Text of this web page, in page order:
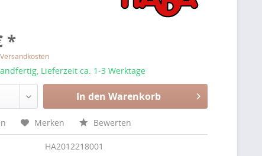
*
Lieferzeit ca. 1-3 Werktage
In den Warenkorb
Merken Bewerten
HA2012218001